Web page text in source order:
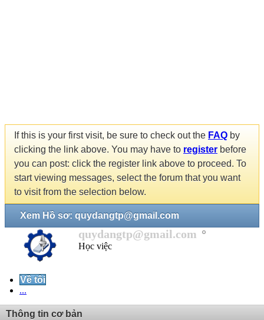
If this is your first visit, be sure to check out the FAQ by
clicking the link above. You may have to register before
you can post: click the register link above to proceed. To
start viewing messages, select the forum that you want
to visit from the selection below.
Xem Hồ sơ: quydangtp@gmail.com
quydangtp@gmail.com
Học việc
Về tôi
...
Thông tin cơ bản